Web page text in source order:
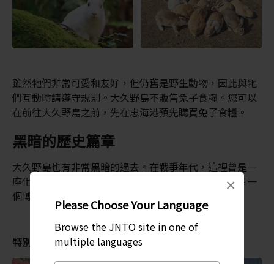
Please Choose Your Language
Browse the JNTO site in one of
multiple languages
×
雖然牠們非常可愛和友好，但仍舊是野生動物，因此與牠
們互動時請遵守規則。大久野島不販售兔子食糧。您可以
在前往大久野島之前，先在忠海港預先購買兔子食糧。
黑暗的歷史篇章
大久野島也有非常黑暗的過去。在戰爭年代，這裡曾是一
座化學武器工廠。工廠的廢墟依然屹立於此，這裡還有一
個博物館，記錄著島上這段難以提及的歷史。
特別推薦